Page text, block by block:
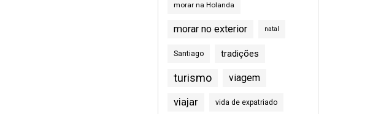
morar na Holanda
morar no exterior natal
Santiago tradições
turismo viagem
viajar vida de expatriado